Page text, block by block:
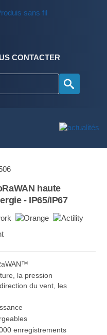
CONTACTER
haute
- IP65/IP67
la pression
du vent, les
enregistrements